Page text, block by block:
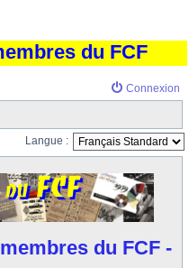
du FCF
Connexion
Langue :
du FCF -